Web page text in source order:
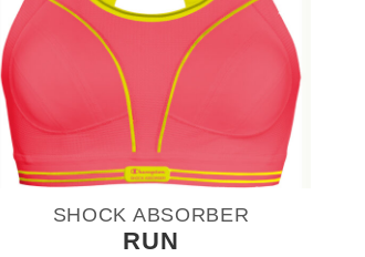
SHOCK ABSORBER
RUN